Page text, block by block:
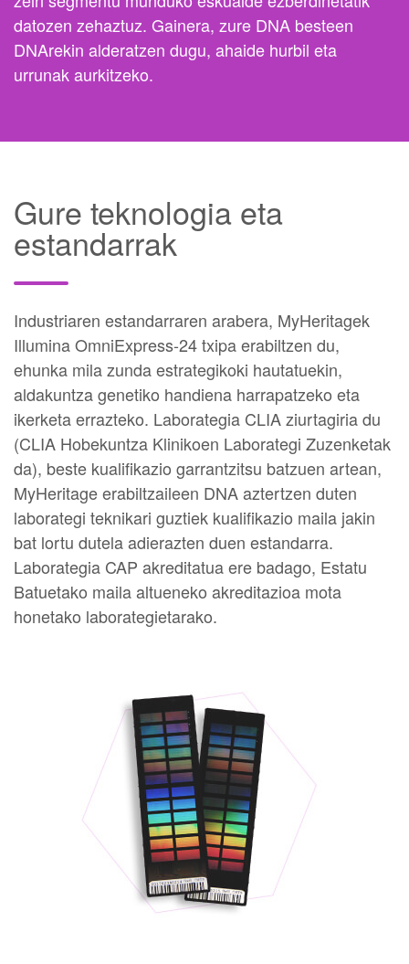
datozen zehaztuz. Gainera, zure DNA besteen
DNArekin alderatzen dugu, ahaide hurbil eta
urrunak aurkitzeko.
Gure teknologia eta
estandarrak
Industriaren estandarraren arabera, MyHeritagek
Illumina OmniExpress-24 txipa erabiltzen du,
ehunka mila zunda estrategikoki hautatuekin,
aldakuntza genetiko handiena harrapatzeko eta
ikerketa errazteko. Laborategia CLIA ziurtagiria du
(CLIA Hobekuntza Klinikoen Laborategi Zuzenketak
da), beste kualifikazio garrantzitsu batzuen artean,
MyHeritage erabiltzaileen DNA aztertzen duten
laborategi teknikari guztiek kualifikazio maila jakin
bat lortu dutela adierazten duen estandarra.
Laborategia CAP akreditatua ere badago, Estatu
Batuetako maila altueneko akreditazioa mota
honetako laborategietarako.